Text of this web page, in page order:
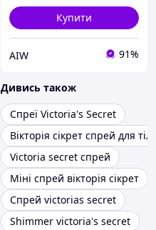
Купити
AIW 91%
Дивись також
Спреї Victoria's Secret
Вікторія сікрет спрей для
Victoria secret спрей
Міні спрей вікторія сікрет
Спрей victorias secret
Shimmer victoria's secret